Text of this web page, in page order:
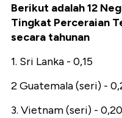
Berikut adalah 12
Tingkat Perceraian
secara tahunan
1. Sri Lanka - 0,15
2 Guatemala (seri) -
3. Vietnam (seri) - 0,20